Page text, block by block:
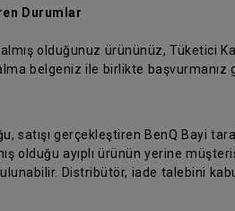
Durumlar
almış olduğunuz ürününüz, Tüketici
belgeniz ile birlikte
satışı gerçekleştiren BenQ Bayi
olduğu ayıplı ürünün yerine
Distribütör, iade talebini